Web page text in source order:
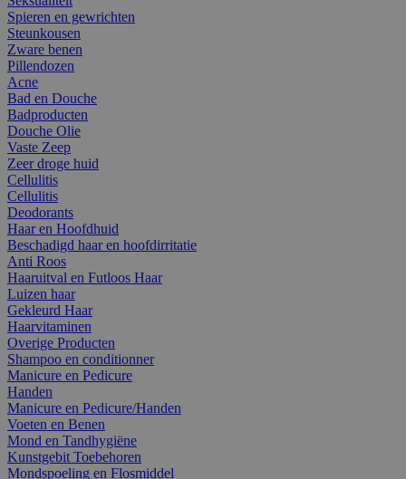
Spieren en gewrichten
Steunkousen
Zware benen
Pillendozen
Acne
Bad en Douche
Badproducten
Douche Olie
Vaste Zeep
Zeer droge huid
Cellulitis
Cellulitis
Deodorants
Haar en Hoofdhuid
Beschadigd haar en hoofdirritatie
Anti Roos
Haaruitval en Futloos Haar
Luizen haar
Gekleurd Haar
Haarvitaminen
Overige Producten
Shampoo en conditionner
Manicure en Pedicure
Handen
Manicure en Pedicure/Handen
Voeten en Benen
Mond en Tandhygiëne
Kunstgebit Toebehoren
Mondspoeling en Flosmiddel